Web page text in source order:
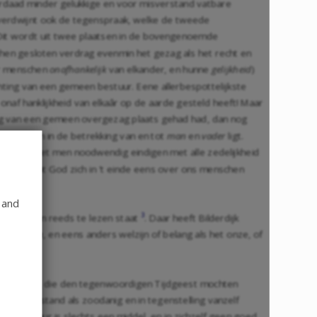
minder gelukkige en voor misverstand vatbare
ook de tegenspraak, welke de tweede
wordt uit twee plaatsen in de bovengenoemde
gesloten verdrag evenmin het gezag als het recht en
onafhankelijk van elkander, en hunne gelijkheid)
van een gemeen bestuur. Eene allerbespottelijkste
hanklijkheid van elkaâr op de aarde gesteld heeft! Maar
een gemeen overgezag plaats gehad had, dan nog
aart en in de betrekking van en tot man en vader ligt.
en moet men noodwendig eindigen met alle zedelijkheid
tot God zich in 't einde eens over ons menschen
te voren reeds te lezen staat
. Daar heeft Bilderdijk
, en eens anders welzijn of belang als het onze, of
geven, die den tegenwoordigen Tijdgeest mochten
toestand als zoodanig en in tegenstelling vanzelf